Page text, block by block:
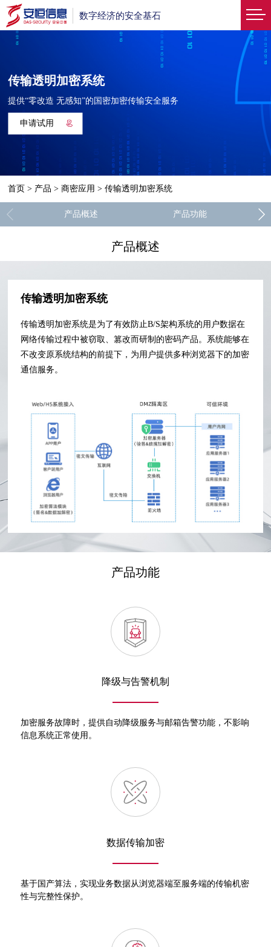
数字经济的安全基石
传输透明加密系统
提供“零改造 无感知”的国密加密传输安全服务
申请试用
首页 > 产品 >商密应用 >传输透明加密系统
产品概述 产品功能
产品概述
传输透明加密系统
传输透明加密系统是为了有效防止B/S架构系统的用户数据在
网络传输过程中被窃取、篡改而研制的密码产品。系统能够在
不改变原系统结构的前提下，为用户提供多种浏览器下的加密
通信服务。
产品功能
降级与告警机制
加密服务故障时，提供自动降级服务与邮箱告警功能，不影响
信息系统正常使用。
数据传输加密
基于国产算法，实现业务数据从浏览器端至服务端的传输机密
性与完整性保护。